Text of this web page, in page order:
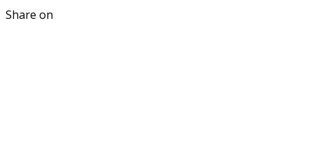
Share on